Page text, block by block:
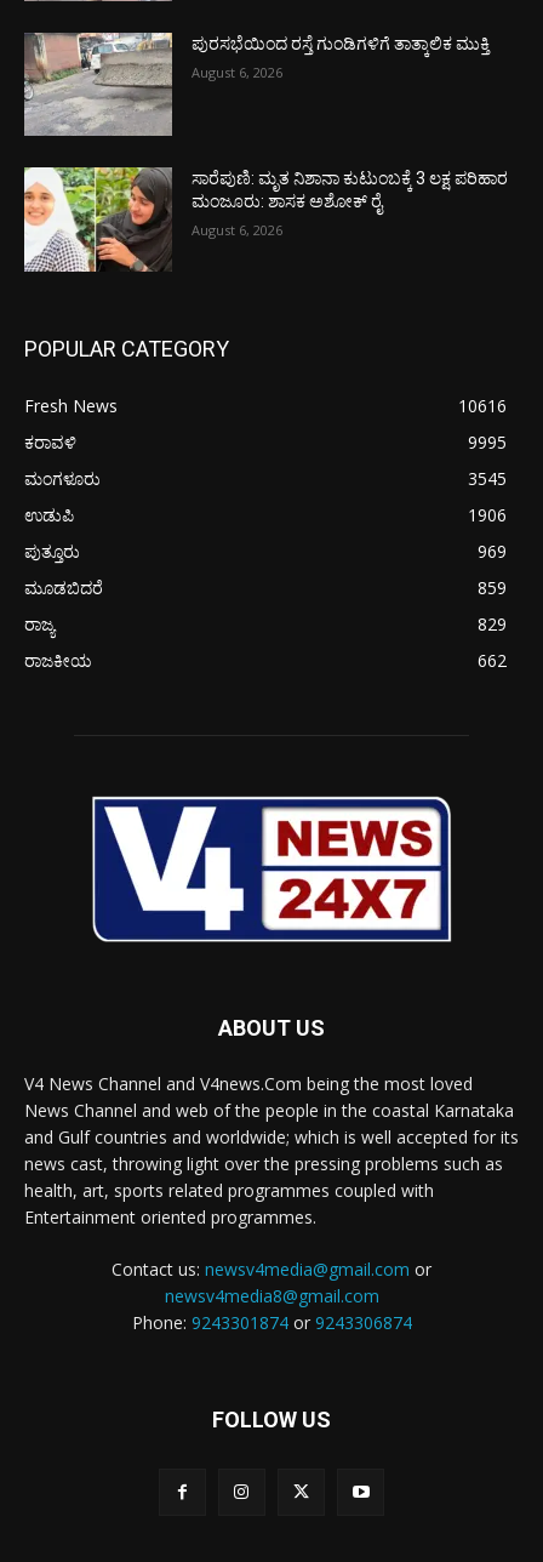
ಪುರಸಭೆಯಿಂದ ರಸ್ತೆ ಗುಂಡಿಗಳಿಗೆ ತಾತ್ಕಾಲಿಕ ಮುಕ್ತಿ
August 6, 2026
ಸಾರೆಪುಣಿ: ಮೃತ ನಿಶಾನಾ ಕುಟುಂಬಕ್ಕೆ 3 ಲಕ್ಷ ಪರಿಹಾರ
ಮಂಜೂರು: ಶಾಸಕ ಅಶೋಕ್ ರೈ
August 6, 2026
POPULAR CATEGORY
Fresh News
10616
ಕರಾವಳಿ
9995
ಮಂಗಳೂರು
3545
ಉಡುಪಿ
1906
ಪುತ್ತೂರು
969
ಮೂಡಬಿದರೆ
859
ರಾಜ್ಯ
829
ರಾಜಕೀಯ
662
ABOUT US
V4 News Channel and V4news.Com being the most loved
News Channel and web of the people in the coastal Karnataka
and Gulf countries and worldwide; which is well accepted for its
news cast, throwing light over the pressing problems such as
health, art, sports related programmes coupled with
Entertainment oriented programmes.
Contact us: newsv4media@gmail.com or
newsv4media8@gmail.com
Phone: 9243301874or 9243306874
FOLLOW US